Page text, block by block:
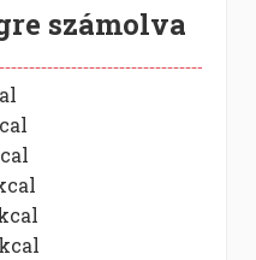
számolva
kcal